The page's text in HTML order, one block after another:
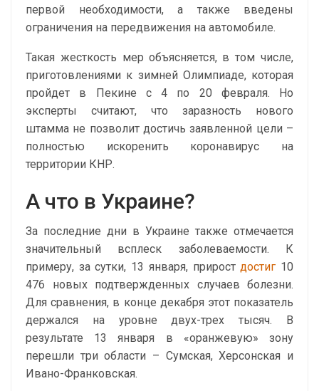
первой необходимости, а также введены
ограничения на передвижения на автомобиле.
Такая жесткость мер объясняется, в том числе,
приготовлениями к зимней Олимпиаде, которая
пройдет в Пекине с 4 по 20 февраля. Но
эксперты считают, что заразность нового
штамма не позволит достичь заявленной цели –
полностью искоренить коронавирус на
территории КНР.
А что в Украине?
За последние дни в Украине также отмечается
значительный всплеск заболеваемости. К
примеру, за сутки, 13 января, приростдостиг 10
476 новых подтвержденных случаев болезни.
Для сравнения, в конце декабря этот показатель
держался на уровне двух-трех тысяч. В
результате 13 января в «оранжевую» зону
перешли три области – Сумская, Херсонская и
Ивано-Франковская.